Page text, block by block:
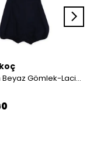
2'li Takım Beyaz Gömlek-Lacivert Askılı Şort